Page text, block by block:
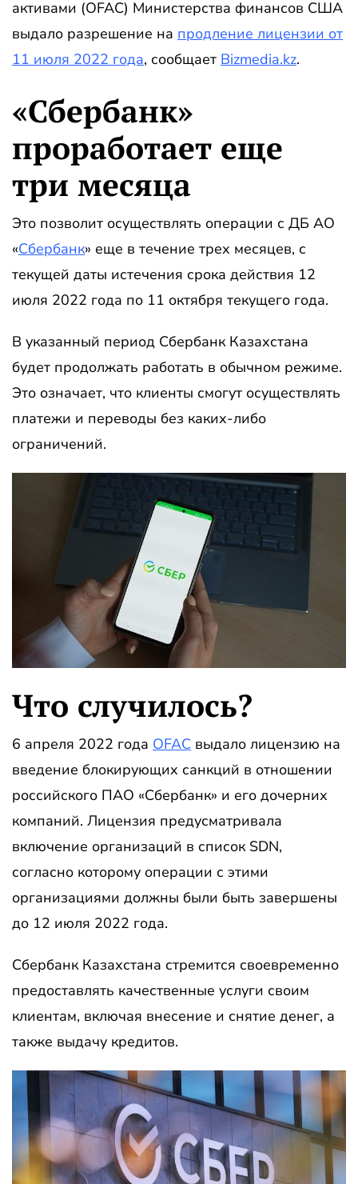
активами (OFAC) Министерства финансов США
выдало разрешение на продление лицензии от
11 июля 2022 года, сообщает Bizmedia.kz.
«Сбербанк»
проработает еще
три месяца
Это позволит осуществлять операции с ДБ АО
«Сбербанк» еще в течение трех месяцев, с
текущей даты истечения срока действия 12
июля 2022 года по 11 октября текущего года.
В указанный период Сбербанк Казахстана
будет продолжать работать в обычном режиме.
Это означает, что клиенты смогут осуществлять
платежи и переводы без каких-либо
ограничений.
Что случилось?
6 апреля 2022 года OFAC выдало лицензию на
введение блокирующих санкций в отношении
российского ПАО «Сбербанк» и его дочерних
компаний. Лицензия предусматривала
включение организаций в список SDN,
согласно которому операции с этими
организациями должны были быть завершены
до 12 июля 2022 года.
Сбербанк Казахстана стремится своевременно
предоставлять качественные услуги своим
клиентам, включая внесение и снятие денег, а
также выдачу кредитов.